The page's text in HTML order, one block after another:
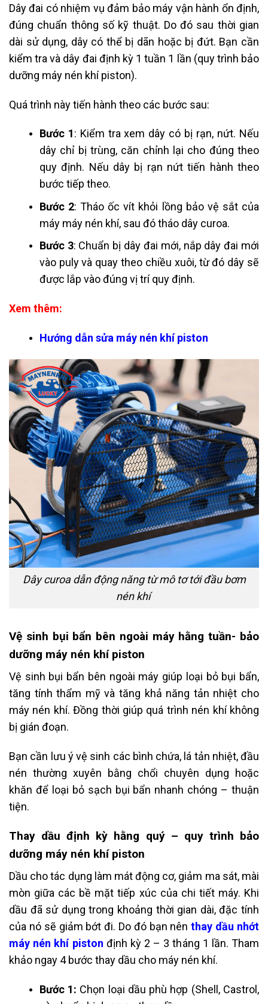
Dây đai có nhiệm vụ đảm bảo máy vận hành ổn định,
đúng chuẩn thông số kỹ thuật. Do đó sau thời gian
dài sử dụng, dây có thể bị dãn hoặc bị đứt. Bạn cần
kiểm tra và dây đai định kỳ 1 tuần 1 lần (quy trình bảo
dưỡng máy nén khí piston).
Quá trình này tiến hành theo các bước sau:
Bước 1: Kiểm tra xem dây có bị rạn, nứt. Nếu
dây chỉ bị trùng, căn chỉnh lại cho đúng theo
quy định. Nếu dây bị rạn nứt tiến hành theo
bước tiếp theo.
Bước 2: Tháo ốc vít khỏi lồng bảo vệ sắt của
máy máy nén khí, sau đó tháo dây curoa.
Bước 3: Chuẩn bị dây đai mới, nắp dây đai mới
vào puly và quay theo chiều xuôi, từ đó dây sẽ
được lắp vào đúng vị trí quy định.
Xem thêm:
Hướng dẫn sửa máy nén khí piston
Dây curoa dẫn động năng từ mô tơ tới đầu bơm
nén khí
Vệ sinh bụi bẩn bên ngoài máy hằng tuần- bảo
dưỡng máy nén khí piston
Vệ sinh bụi bẩn bên ngoài máy giúp loại bỏ bụi bẩn,
tăng tính thẩm mỹ và tăng khả năng tản nhiệt cho
máy nén khí. Đồng thời giúp quá trình nén khí không
bị gián đoạn.
Bạn cần lưu ý vệ sinh các bình chứa, lá tản nhiệt, đầu
nén thường xuyên bằng chổi chuyên dụng hoặc
khăn để loại bỏ sạch bụi bẩn nhanh chóng – thuận
tiện.
Thay dầu định kỳ hằng quý – quy trình bảo
dưỡng máy nén khí piston
Dầu cho tác dụng làm mát động cơ, giảm ma sát, mài
mòn giữa các bề mặt tiếp xúc của chi tiết máy. Khi
dầu đã sử dụng trong khoảng thời gian dài, đặc tính
của nó sẽ giảm bớt đi. Do đó bạn nênthay dầu nhớt
máy nén khí piston định kỳ 2 – 3 tháng 1 lần. Tham
khảo ngay 4 bước thay dầu cho máy nén khí.
Bước 1: Chọn loại dầu phù hợp (Shell, Castrol,